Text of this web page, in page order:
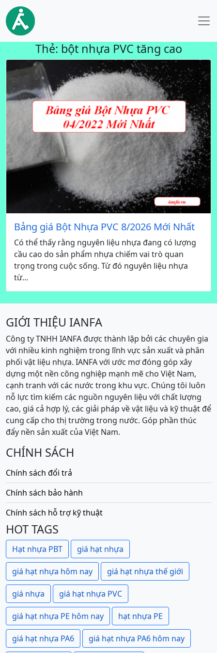
Thẻ: bột nhựa PVC tăng cao
Bảng giá Bột Nhựa PVC 8/2026 Mới Nhất
Có thể thấy rằng nguyên liệu nhựa đang có lượng
cầu cao do sản phẩm nhựa chiếm vai trò quan
trọng trong cuộc sống. Từ đó nguyên liệu nhựa
từ...
GIỚI THIỆU IANFA
Công ty TNHH IANFA được thành lập bởi các chuyên gia
với nhiều kinh nghiệm trong lĩnh vực sản xuất và phân
phối vật liệu nhựa. IANFA với ước mơ đóng góp xây
dựng một nền công nghiệp mạnh mẽ cho Việt Nam,
cạnh tranh với các nước trong khu vực. Chúng tôi luôn
nỗ lực tìm kiếm các nguồn nguyên liệu với chất lượng
cao, giá cả hợp lý, các giải pháp về vật liệu và kỹ thuật để
cung cấp cho thị trường trong nước. Góp phần thúc
đẩy nền sản xuất của Việt Nam.
CHÍNH SÁCH
Chính sách đổi trả
Chính sách bảo hành
Chính sách hỗ trợ kỹ thuật
HOT TAGS
Hạt nhựa PBT giá hạt nhựa
giá hạt nhựa hôm nay giá hạt nhựa thế giới
giá nhựa giá hạt nhựa PVC
giá hạt nhựa PE hôm nay hạt nhựa PE
giá hạt nhựa PA6 giá hạt nhựa PA6 hôm nay